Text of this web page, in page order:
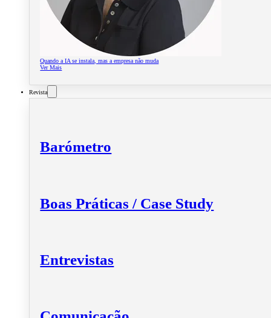
Quando a IA se instala, mas a empresa não muda
Ver Mais
Revista
Barómetro
Boas Práticas / Case Study
Entrevistas